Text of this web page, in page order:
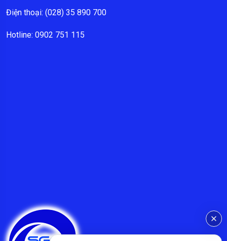
Điện thoại: (028) 35 890 700
Hotline: 0902 751 115